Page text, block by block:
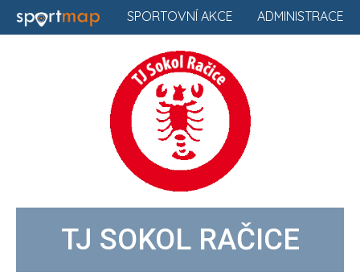
ADMINISTRACE
SPORTOVNÍ AKCE
TJ SOKOL RAČICE